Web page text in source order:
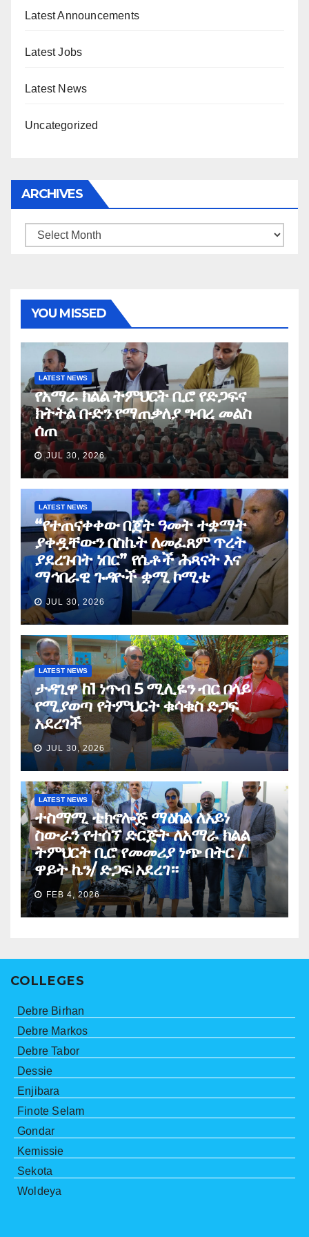
Latest Announcements
Latest Jobs
Latest News
Uncategorized
ARCHIVES
Archives
YOU MISSED
LATEST NEWS
የአማራ ክልል ትምህርት ቢሮ የድጋፍና
ክትትል ቡድን የማጠቃለያ ግብረ መልስ
ሰጠ
JUL 30, 2026
LATEST NEWS
“የተጠናቀቀው በጀት ዓመት ተቋማት
ያቀዷቸውን በስኬት ለመፈጸም ጥረት
ያደረጉበት ነበር” የሴቶች ሕጻናት እና
ማኅበራዊ ጉዳዮች ቋሚ ኮሚቴ
JUL 30, 2026
LATEST NEWS
ታዳጊዋ ከ1 ነጥብ 5 ሚሊዬን ብር በላይ
የሚያወጣ የትምህርት ቁሳቁስ ድጋፍ
አደረገች
JUL 30, 2026
LATEST NEWS
ተስማሚ ቴክኖሎጅ ማዕከል ለአይነ
ስውራን የተሰኘ ድርጅት ለአማራ ክልል
ትምህርት ቢሮ የመመሪያ ነጭ በትር /
ዋይት ኬን/ ድጋፍ አደረገ።
FEB 4, 2026
COLLEGES
Debre Birhan
Debre Markos
Debre Tabor
Dessie
Enjibara
Finote Selam
Gondar
Kemissie
Sekota
Woldeya